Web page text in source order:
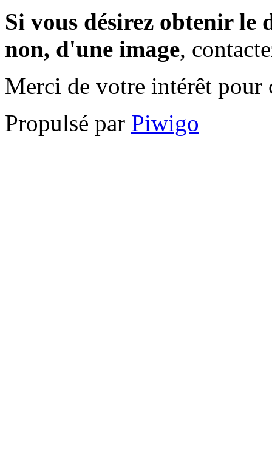
Si vous désirez obtenir
non, d'une image,
Merci de votre intérêt pour
Propulsé par Piwigo